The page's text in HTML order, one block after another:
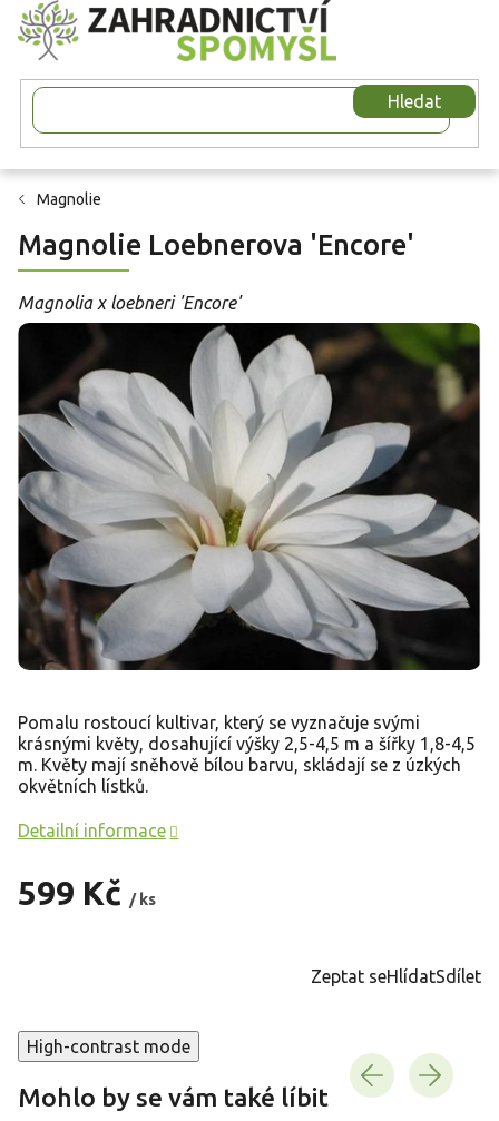
Přejít
na
obsah
Hledat
Magnolie
Magnolie Loebnerova 'Encore'
Magnolia x loebneri 'Encore'
599 Kč / ks
Pomalu rostoucí kultivar, který se vyznačuje svými
krásnými květy, dosahující výšky 2,5-4,5 m a šířky 1,8-4,5
m. Květy mají sněhově bílou barvu, skládají se z úzkých
okvětních lístků.
Detailní informace
Zeptat seHlídatSdílet
High-contrast mode
Mohlo by se vám také líbit